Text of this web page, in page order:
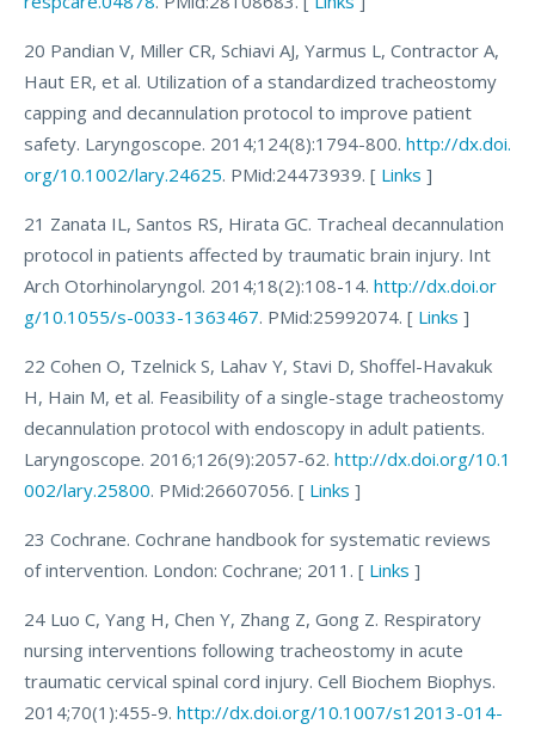
20 Pandian V, Miller CR, Schiavi AJ, Yarmus L, Contractor A,
Haut ER, et al. Utilization of a standardized tracheostomy
capping and decannulation protocol to improve patient
safety. Laryngoscope. 2014;124(8):1794-800. http://dx.doi.
org/10.1002/lary.24625. PMid:24473939. [ Links ]
21 Zanata IL, Santos RS, Hirata GC. Tracheal decannulation
protocol in patients affected by traumatic brain injury. Int
Arch Otorhinolaryngol. 2014;18(2):108-14. http://dx.doi.or
g/10.1055/s-0033-1363467. PMid:25992074. [ Links ]
22 Cohen O, Tzelnick S, Lahav Y, Stavi D, Shoffel-Havakuk
H, Hain M, et al. Feasibility of a single-stage tracheostomy
decannulation protocol with endoscopy in adult patients.
Laryngoscope. 2016;126(9):2057-62. http://dx.doi.org/10.1
002/lary.25800. PMid:26607056. [ Links ]
23 Cochrane. Cochrane handbook for systematic reviews
of intervention. London: Cochrane; 2011. [ Links ]
24 Luo C, Yang H, Chen Y, Zhang Z, Gong Z. Respiratory
nursing interventions following tracheostomy in acute
traumatic cervical spinal cord injury. Cell Biochem Biophys.
2014;70(1):455-9. http://dx.doi.org/10.1007/s12013-014-